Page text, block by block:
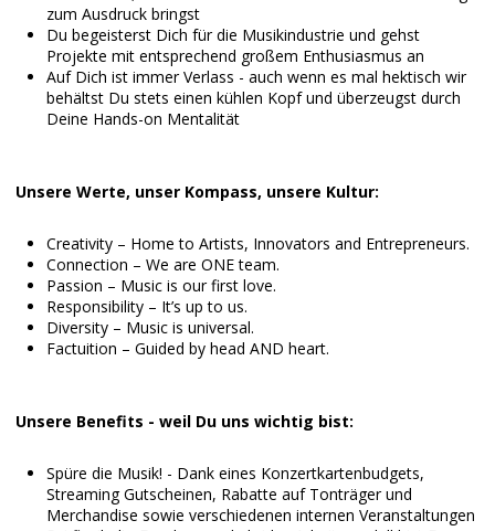
zum Ausdruck bringst
Du begeisterst Dich für die Musikindustrie und gehst
Projekte mit entsprechend großem Enthusiasmus an
Auf Dich ist immer Verlass - auch wenn es mal hektisch wir
behältst Du stets einen kühlen Kopf und überzeugst durch
Deine Hands-on Mentalität
Unsere Werte, unser Kompass, unsere Kultur:
Creativity – Home to Artists, Innovators and Entrepreneurs.
Connection – We are ONE team.
Passion – Music is our first love.
Responsibility – It’s up to us.
Diversity – Music is universal.
Factuition – Guided by head AND heart.
Unsere Benefits - weil Du uns wichtig bist:
Spüre die Musik! - Dank eines Konzertkartenbudgets,
Streaming Gutscheinen, Rabatte auf Tonträger und
Merchandise sowie verschiedenen internen Veranstaltungen